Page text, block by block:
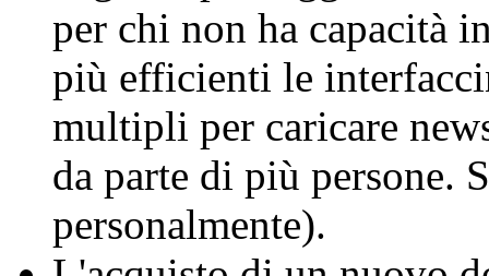
per chi non ha capacità
più efficienti le
multipli per caricare
da parte di più persone.
personalmente).